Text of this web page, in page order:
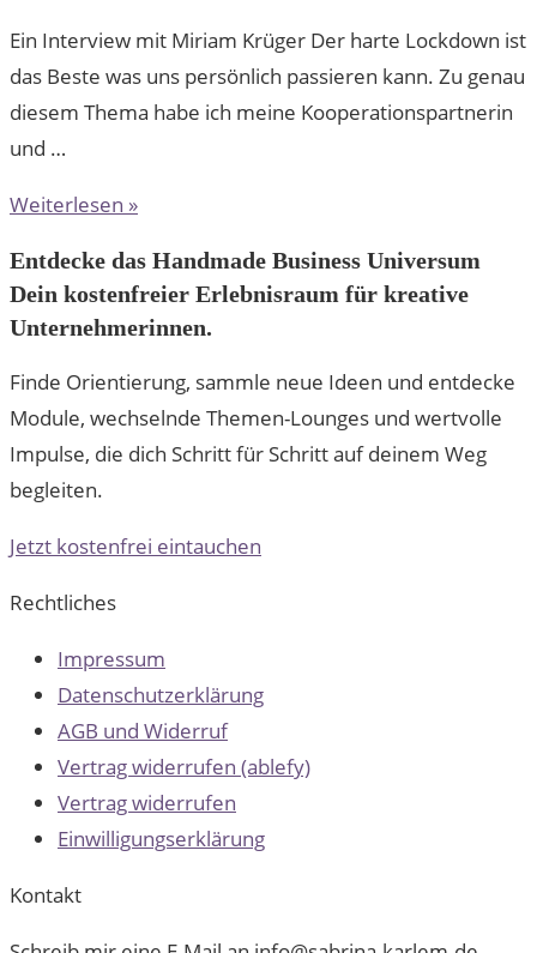
Ein Interview mit Miriam Krüger Der harte Lockdown ist
das Beste was uns persönlich passieren kann. Zu genau
diesem Thema habe ich meine Kooperationspartnerin
und …
Weiterlesen »
Entdecke das Handmade Business Universum
Dein kostenfreier Erlebnisraum für kreative
Unternehmerinnen.
Finde Orientierung, sammle neue Ideen und entdecke
Module, wechselnde Themen-Lounges und wertvolle
Impulse, die dich Schritt für Schritt auf deinem Weg
begleiten.
Jetzt kostenfrei eintauchen
Rechtliches
Impressum
Datenschutzerklärung
AGB und Widerruf
Vertrag widerrufen (ablefy)
Vertrag widerrufen
Einwilligungserklärung
Kontakt